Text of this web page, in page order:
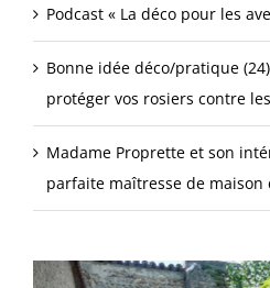
Podcast « La déco pour les
Bonne idée déco/pratique
protéger vos rosiers contre
Madame Proprette et son
parfaite maîtresse de maison